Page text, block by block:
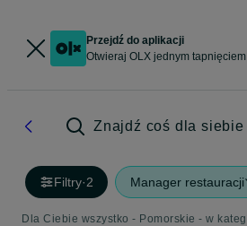
Przejdź do aplikacji
Otwieraj OLX jednym tapnięciem
Znajdź coś dla siebie
Filtry·2 Manager restauracji